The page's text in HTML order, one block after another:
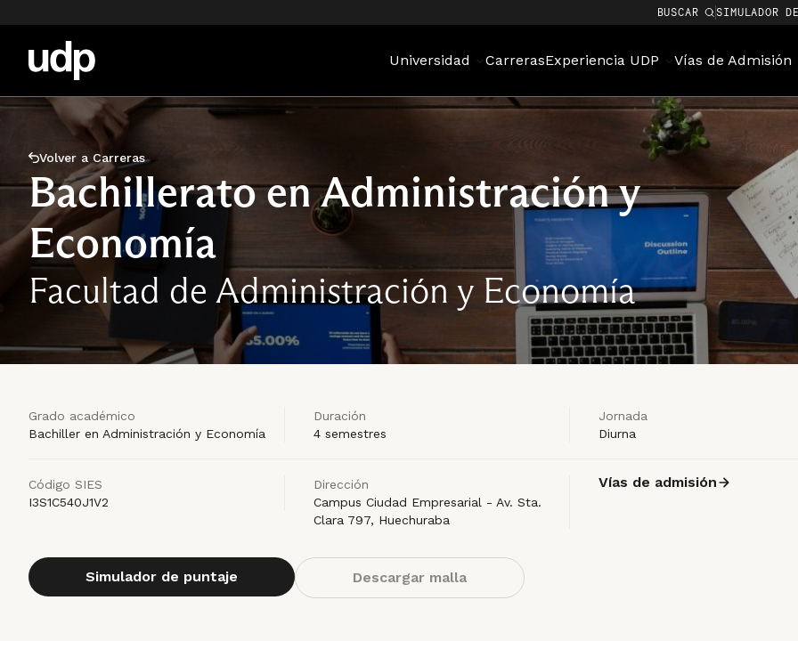
BUSCAR SIMULADOR
Universidad CarrerasExperiencia UDP Vías de Admisión
Volver a Carreras
Bachillerato en Administración y
Economía
Facultad de Administración y Economía
Grado académico
Bachiller en Administración y Economía
Duración
4 semestres
Jornada
Diurna
Código SIES
I3S1C540J1V2
Dirección
Campus Ciudad Empresarial - Av. Sta.
Clara 797, Huechuraba
Vías de admisión
Simulador de puntaje Descargar malla